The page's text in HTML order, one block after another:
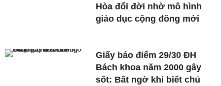
Hòa đổi đời nhờ mô hình
giáo dục cộng đồng mới
Giấy báo điểm 29/30 ĐH
Bách khoa năm 2000 gây
sốt: Bất ngờ khi biết chủ